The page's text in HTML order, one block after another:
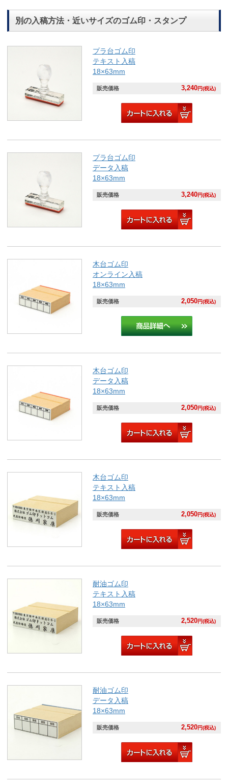
別の入稿方法・近いサイズのゴム印・スタンプ
プラ台ゴム印
テキスト入稿
18×63mm
販売価格 3,240円(税込)
プラ台ゴム印
データ入稿
18×63mm
販売価格 3,240円(税込)
木台ゴム印
オンライン入稿
18×63mm
販売価格 2,050円(税込)
木台ゴム印
データ入稿
18×63mm
販売価格 2,050円(税込)
木台ゴム印
テキスト入稿
18×63mm
販売価格 2,050円(税込)
耐油ゴム印
テキスト入稿
18×63mm
販売価格 2,520円(税込)
耐油ゴム印
データ入稿
18×63mm
販売価格 2,520円(税込)